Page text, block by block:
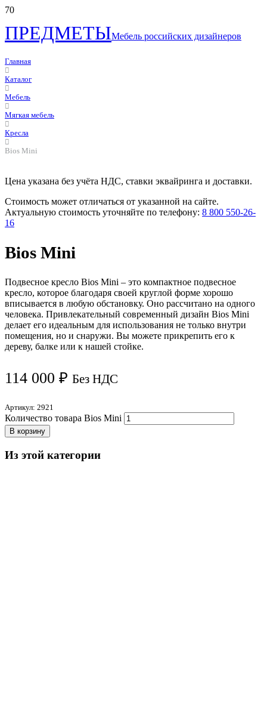
ПРЕДМЕТЫМебель российских дизайнеров
Главная
Каталог
Мебель
Мягкая мебель
Кресла
Bios Mini
Цена указана без учёта НДС, ставки эквайринга и доставки.
Стоимость может отличаться от указанной на сайте.
Актуальную стоимость уточняйте по телефону: 8 800 550-26-
16
Bios Mini
Подвесное кресло Bios Mini – это компактное подвесное
кресло, которое благодаря своей круглой форме хорошо
вписывается в любую обстановку. Оно рассчитано на одного
человека. Привлекательный современный дизайн Bios Mini
делает его идеальным для использования не только внутри
помещения, но и снаружи. Вы можете прикрепить его к
дереву, балке или к нашей стойке.
114 000 ₽ Без НДС
Артикул: 2921
Количество товара Bios Mini
В корзину
Из этой категории